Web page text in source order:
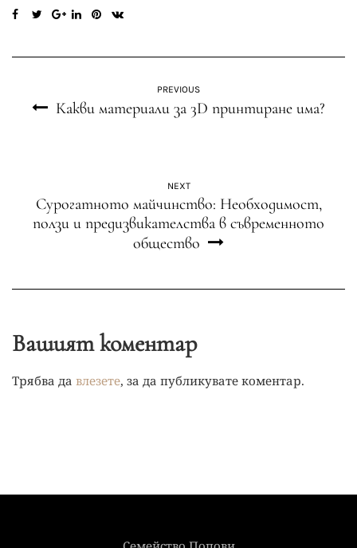
PREVIOUS
Какви материали за 3D принтиране има?
NEXT
Сурогатното майчинство: Необходимост,
ползи и предизвикателства в съвременното
общество
Вашият коментар
Трябва да влезете, за да публикувате коментар.